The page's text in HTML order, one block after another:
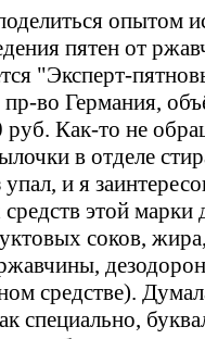
опытом
пятен от
"Эксперт-
во Германия,
руб. Как-то не
в отделе
и я
этой марки
соков,
средстве).
специально,